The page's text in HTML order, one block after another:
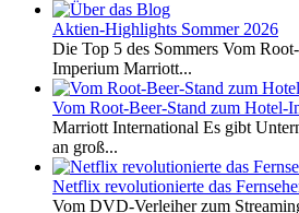
Aktien-Highlights Sommer 2026
Die Top 5 des Sommers Vom
Imperium Marriott...
Vom Root-Beer-Stand zum Hotel-
Marriott International Es gibt
an groß...
Netflix revolutionierte das
Vom DVD-Verleiher zum